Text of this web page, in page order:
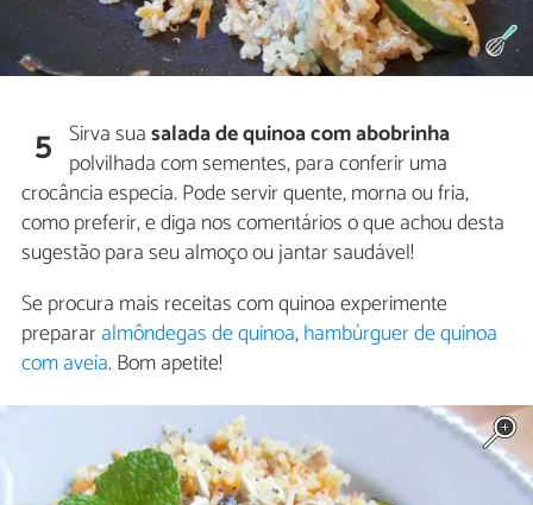
5 Sirva suasalada de quinoa com abobrinha
polvilhada com sementes, para conferir uma
crocância especia. Pode servir quente, morna ou fria,
como preferir, e diga nos comentários o que achou desta
sugestão para seu almoço ou jantar saudável!
Se procura mais receitas com quinoa experimente
prepararalmôndegas de quinoa,hambúrguer de quinoa
com aveia. Bom apetite!